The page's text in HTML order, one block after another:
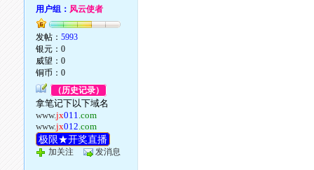
用户组： 风云使者
发帖：5993
银元：0
威望：0
铜币：0
（历史记录）
拿笔记下以下域名
www.jx011.com
www.jx012.com
极限★开奖直播
加关注 发消息